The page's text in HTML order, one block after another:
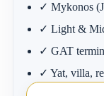
✓ Mykonos
✓ Light &
✓ GAT
✓ Yat, villa,